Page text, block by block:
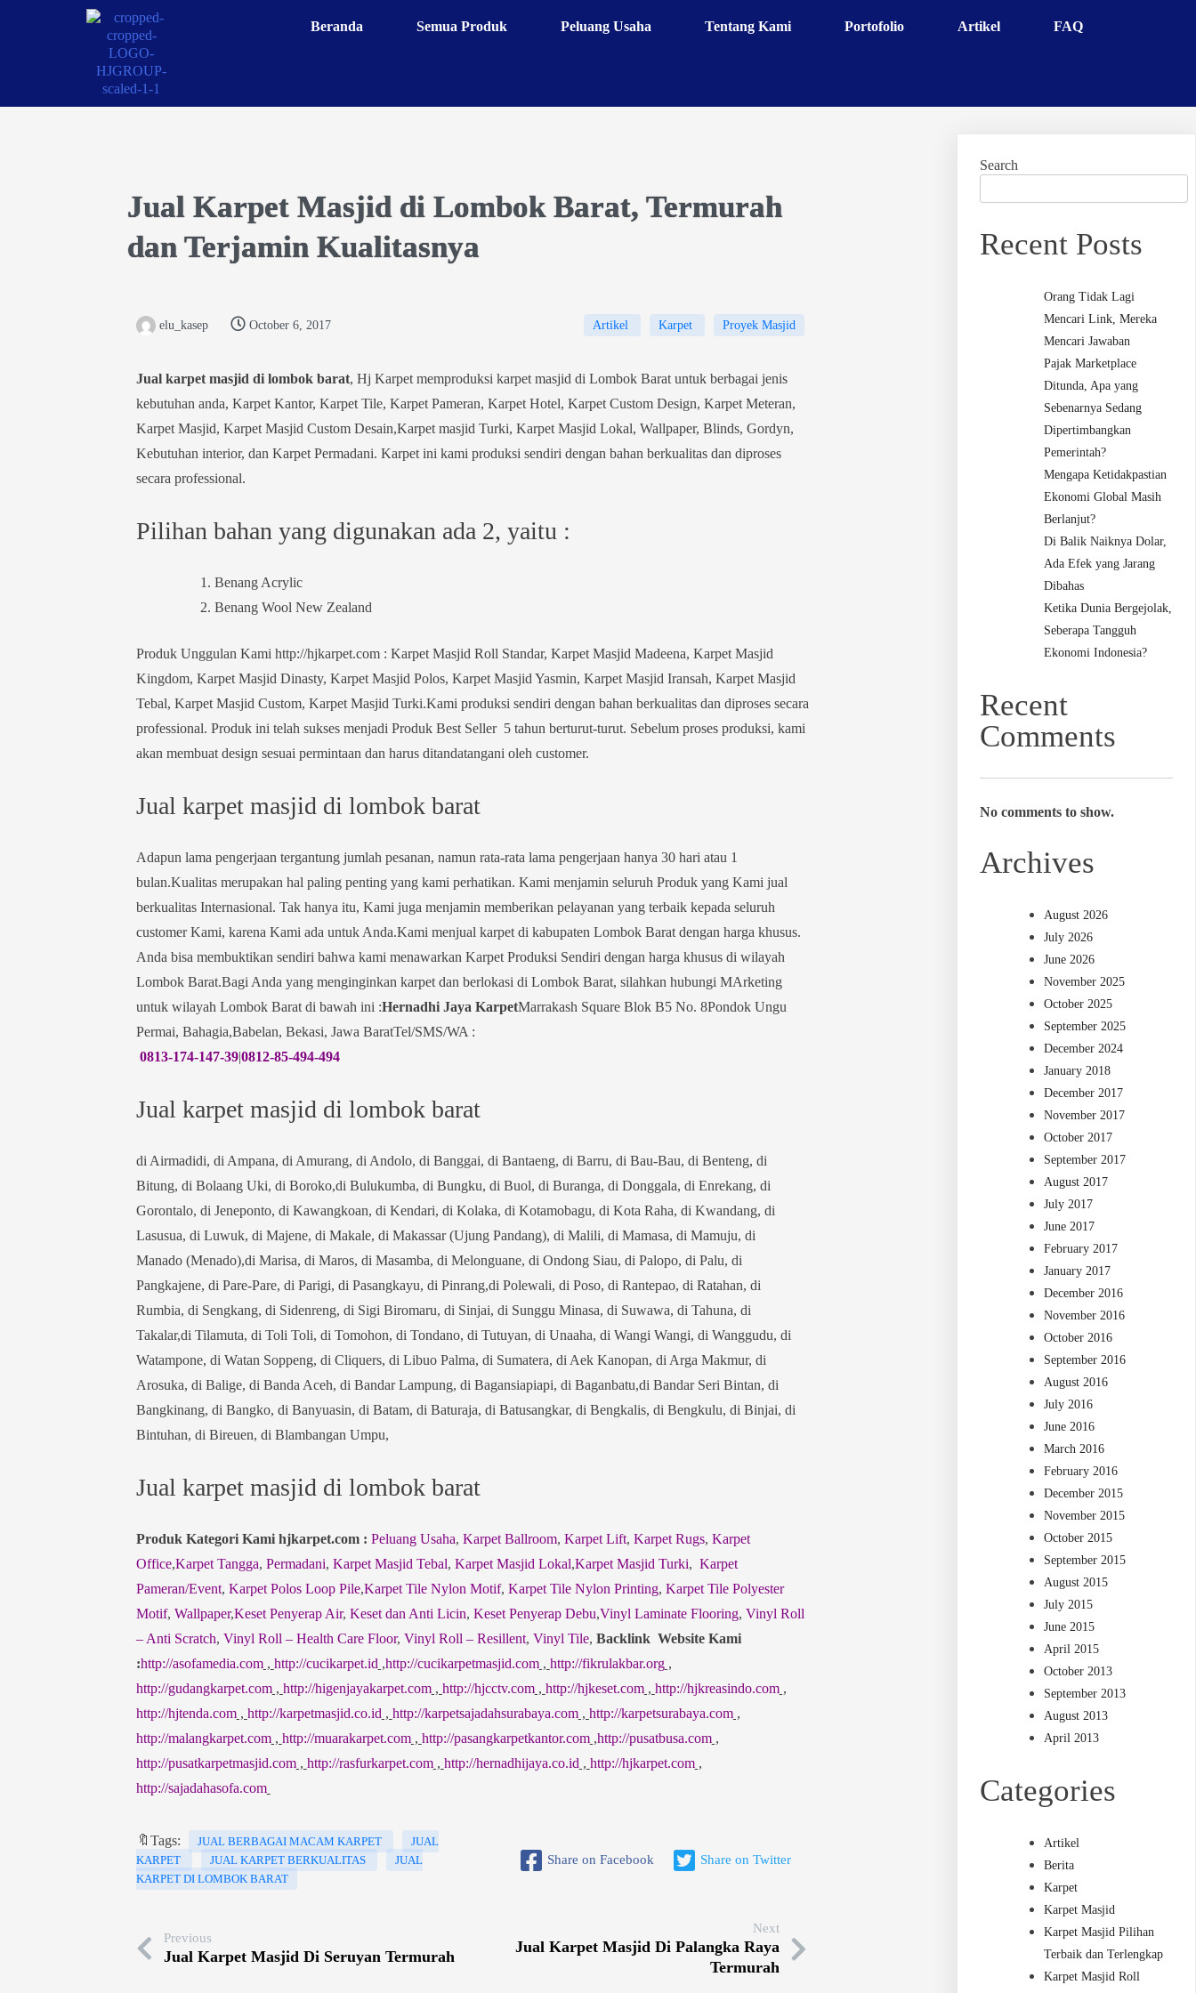
Beranda Semua Produk Peluang Usaha Tentang Kami Portofolio Artikel FAQ
Jual Karpet Masjid di Lombok Barat, Termurah
dan Terjamin Kualitasnya
elu_kasep October 6, 2017 Artikel Karpet Proyek Masjid
Jual karpet masjid di lombok barat, Hj Karpet memproduksi karpet masjid di Lombok Barat untuk berbagai jenis
kebutuhan anda, Karpet Kantor, Karpet Tile, Karpet Pameran, Karpet Hotel, Karpet Custom Design, Karpet Meteran,
Karpet Masjid, Karpet Masjid Custom Desain,Karpet masjid Turki, Karpet Masjid Lokal, Wallpaper, Blinds, Gordyn,
Kebutuhan interior, dan Karpet Permadani. Karpet ini kami produksi sendiri dengan bahan berkualitas dan diproses
secara professional.
Pilihan bahan yang digunakan ada 2, yaitu :
Benang Acrylic
Benang Wool New Zealand
Produk Unggulan Kami http://hjkarpet.com : Karpet Masjid Roll Standar, Karpet Masjid Madeena, Karpet Masjid
Kingdom, Karpet Masjid Dinasty, Karpet Masjid Polos, Karpet Masjid Yasmin, Karpet Masjid Iransah, Karpet Masjid
Tebal, Karpet Masjid Custom, Karpet Masjid Turki.Kami produksi sendiri dengan bahan berkualitas dan diproses secara
professional. Produk ini telah sukses menjadi Produk Best Seller 5 tahun berturut-turut. Sebelum proses produksi, kami
akan membuat design sesuai permintaan dan harus ditandatangani oleh customer.
Jual karpet masjid di lombok barat
Adapun lama pengerjaan tergantung jumlah pesanan, namun rata-rata lama pengerjaan hanya 30 hari atau 1
bulan.Kualitas merupakan hal paling penting yang kami perhatikan. Kami menjamin seluruh Produk yang Kami jual
berkualitas Internasional. Tak hanya itu, Kami juga menjamin memberikan pelayanan yang terbaik kepada seluruh
customer Kami, karena Kami ada untuk Anda.Kami menjual karpet di kabupaten Lombok Barat dengan harga khusus.
Anda bisa membuktikan sendiri bahwa kami menawarkan Karpet Produksi Sendiri dengan harga khusus di wilayah
Lombok Barat.Bagi Anda yang menginginkan karpet dan berlokasi di Lombok Barat, silahkan hubungi MArketing
untuk wilayah Lombok Barat di bawah ini :Hernadhi Jaya KarpetMarrakash Square Blok B5 No. 8Pondok Ungu
Permai, Bahagia,Babelan, Bekasi, Jawa BaratTel/SMS/WA :
0813-174-147-39|0812-85-494-494
Jual karpet masjid di lombok barat
di Airmadidi, di Ampana, di Amurang, di Andolo, di Banggai, di Bantaeng, di Barru, di Bau-Bau, di Benteng, di
Bitung, di Bolaang Uki, di Boroko,di Bulukumba, di Bungku, di Buol, di Buranga, di Donggala, di Enrekang, di
Gorontalo, di Jeneponto, di Kawangkoan, di Kendari, di Kolaka, di Kotamobagu, di Kota Raha, di Kwandang, di
Lasusua, di Luwuk, di Majene, di Makale, di Makassar (Ujung Pandang), di Malili, di Mamasa, di Mamuju, di
Manado (Menado),di Marisa, di Maros, di Masamba, di Melonguane, di Ondong Siau, di Palopo, di Palu, di
Pangkajene, di Pare-Pare, di Parigi, di Pasangkayu, di Pinrang,di Polewali, di Poso, di Rantepao, di Ratahan, di
Rumbia, di Sengkang, di Sidenreng, di Sigi Biromaru, di Sinjai, di Sunggu Minasa, di Suwawa, di Tahuna, di
Takalar,di Tilamuta, di Toli Toli, di Tomohon, di Tondano, di Tutuyan, di Unaaha, di Wangi Wangi, di Wanggudu, di
Watampone, di Watan Soppeng, di Cliquers, di Libuo Palma, di Sumatera, di Aek Kanopan, di Arga Makmur, di
Arosuka, di Balige, di Banda Aceh, di Bandar Lampung, di Bagansiapiapi, di Baganbatu,di Bandar Seri Bintan, di
Bangkinang, di Bangko, di Banyuasin, di Batam, di Baturaja, di Batusangkar, di Bengkalis, di Bengkulu, di Binjai, di
Bintuhan, di Bireuen, di Blambangan Umpu,
Jual karpet masjid di lombok barat
Produk Kategori Kami hjkarpet.com : Peluang Usaha, Karpet Ballroom, Karpet Lift, Karpet Rugs, Karpet
Office,Karpet Tangga, Permadani, Karpet Masjid Tebal, Karpet Masjid Lokal,Karpet Masjid Turki, Karpet
Pameran/Event, Karpet Polos Loop Pile,Karpet Tile Nylon Motif, Karpet Tile Nylon Printing, Karpet Tile Polyester
Motif, Wallpaper,Keset Penyerap Air, Keset dan Anti Licin, Keset Penyerap Debu,Vinyl Laminate Flooring, Vinyl Roll
– Anti Scratch, Vinyl Roll – Health Care Floor, Vinyl Roll – Resillent, Vinyl Tile, Backlink Website Kami
:http://asofamedia.com, http://cucikarpet.id ,http://cucikarpetmasjid.com, http://fikrulakbar.org,
http://gudangkarpet.com, http://higenjayakarpet.com, http://hjcctv.com, http://hjkeset.com, http://hjkreasindo.com,
http://hjtenda.com, http://karpetmasjid.co.id , http://karpetsajadahsurabaya.com, http://karpetsurabaya.com,
http://malangkarpet.com, http://muarakarpet.com, http://pasangkarpetkantor.com,http://pusatbusa.com,
http://pusatkarpetmasjid.com, http://rasfurkarpet.com, http://hernadhijaya.co.id , http://hjkarpet.com,
http://sajadahasofa.com
🔖Tags: JUAL BERBAGAI MACAM KARPET
JUAL
KARPET
JUAL KARPET BERKUALITAS
JUAL
KARPET DI LOMBOK BARAT
Share on Facebook Share on Twitter
Previous
Jual Karpet Masjid Di Seruyan Termurah
Next
Jual Karpet Masjid Di Palangka Raya
Termurah
Search
Recent Posts
Orang Tidak Lagi
Mencari Link, Mereka
Mencari Jawaban
Pajak Marketplace
Ditunda, Apa yang
Sebenarnya Sedang
Dipertimbangkan
Pemerintah?
Mengapa Ketidakpastian
Ekonomi Global Masih
Berlanjut?
Di Balik Naiknya Dolar,
Ada Efek yang Jarang
Dibahas
Ketika Dunia Bergejolak,
Seberapa Tangguh
Ekonomi Indonesia?
Recent
Comments
No comments to show.
Archives
August 2026
July 2026
June 2026
November 2025
October 2025
September 2025
December 2024
January 2018
December 2017
November 2017
October 2017
September 2017
August 2017
July 2017
June 2017
February 2017
January 2017
December 2016
November 2016
October 2016
September 2016
August 2016
July 2016
June 2016
March 2016
February 2016
December 2015
November 2015
October 2015
September 2015
August 2015
July 2015
June 2015
April 2015
October 2013
September 2013
August 2013
April 2013
Categories
Artikel
Berita
Karpet
Karpet Masjid
Karpet Masjid Pilihan
Terbaik dan Terlengkap
Karpet Masjid Roll